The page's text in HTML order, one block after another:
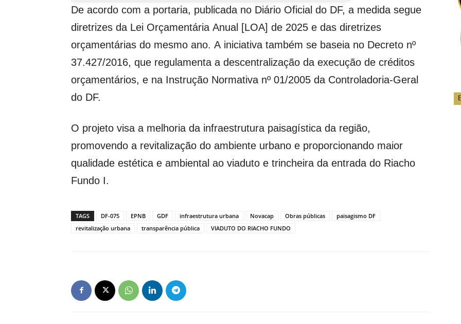
De acordo com a portaria, publicada no Diário Oficial do DF, a medida segue
diretrizes da Lei Orçamentária Anual [LOA] de 2025 e das diretrizes
orçamentárias do mesmo ano. A iniciativa também se baseia no Decreto nº
37.427/2016, que regulamenta a descentralização da execução de créditos
orçamentários, e na Instrução Normativa nº 01/2005 da Controladoria-Geral
do DF.
O projeto visa a melhoria da infraestrutura paisagística da região,
promovendo a revitalização do ambiente urbano e proporcionando maior
qualidade estética e ambiental ao viaduto e trincheira da entrada do Riacho
Fundo I.
TAGS DF-075 EPNB GDF infraestrutura urbana Novacap Obras públicas
paisagismo DF
revitalização urbana
transparência pública VIADUTO DO RIACHO FUNDO